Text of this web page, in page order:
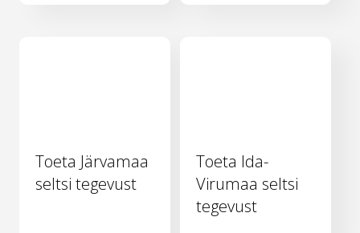
Toeta Järvamaa
seltsi tegevust
Toeta Ida-
Virumaa seltsi
tegevust